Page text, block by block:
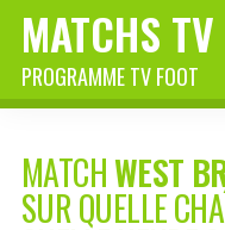
MATCHS TV
PROGRAMME TV FOOT
MATCHWEST
SUR QUELLE